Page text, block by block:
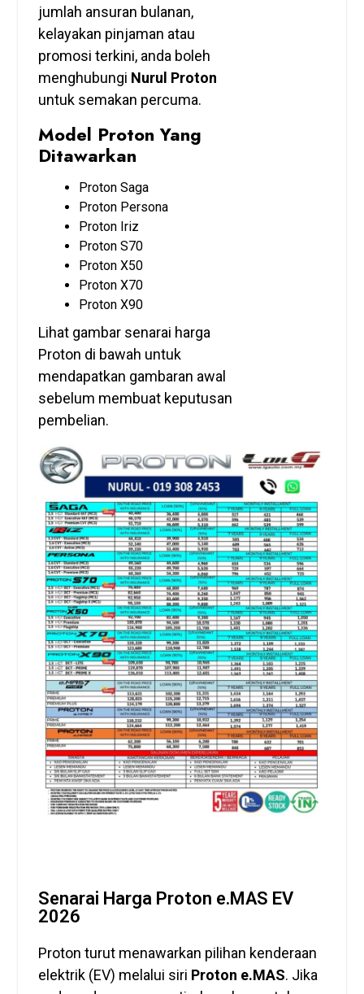
jumlah ansuran bulanan,
kelayakan pinjaman atau
promosi terkini, anda boleh
menghubungi Nurul Proton
untuk semakan percuma.
Model Proton Yang
Ditawarkan
Proton Saga
Proton Persona
Proton Iriz
Proton S70
Proton X50
Proton X70
Proton X90
Lihat gambar senarai harga
Proton di bawah untuk
mendapatkan gambaran awal
sebelum membuat keputusan
pembelian.
Senarai Harga Proton e.MAS EV
2026
Proton turut menawarkan pilihan kenderaan
elektrik (EV) melalui siri Proton e.MAS. Jika